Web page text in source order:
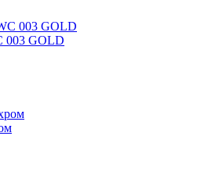
003 GOLD